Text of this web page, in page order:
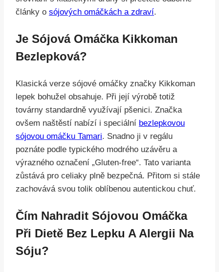
články o sójových omáčkách a zdraví.
Je Sójová Omáčka Kikkoman
Bezlepková?
Klasická verze sójové omáčky značky Kikkoman
lepek bohužel obsahuje. Při její výrobě totiž
továrny standardně využívají pšenici. Značka
ovšem naštěstí nabízí i speciální bezlepkovou
sójovou omáčku Tamari. Snadno ji v regálu
poznáte podle typického modrého uzávěru a
výrazného označení „Gluten-free“. Tato varianta
zůstává pro celiaky plně bezpečná. Přitom si stále
zachovává svou tolik oblíbenou autentickou chuť.
Čím Nahradit Sójovou Omáčka
Při Dietě Bez Lepku A Alergii Na
Sóju?